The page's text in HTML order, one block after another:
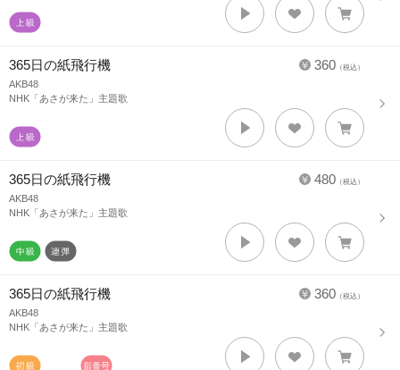
360 （税込）
365日の紙飛行機
AKB48
NHK「あさが来た」主題歌
480 （税込）
365日の紙飛行機
AKB48
NHK「あさが来た」主題歌
360 （税込）
365日の紙飛行機
AKB48
NHK「あさが来た」主題歌